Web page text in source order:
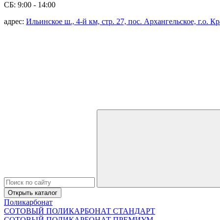
СБ: 9:00 - 14:00
адрес: Ильинское ш., 4-й км, стр. 27, пос. Архангельское, г.о.
Открыть каталог
Поликарбонат
СОТОВЫЙ ПОЛИКАРБОНАТ СТАНДАРТ